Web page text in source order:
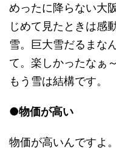
めったに降らない大
じめて見たときは感
雪。巨大雪だるまな
て。楽しかったなぁ
もう雪は結構です。
●物価が高い
物価が高いんですよ